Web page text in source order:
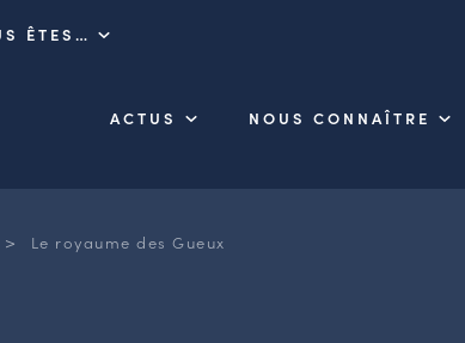
ÊTES…
ACTUS NOUS CONNAÎTRE
> Le royaume des Gueux